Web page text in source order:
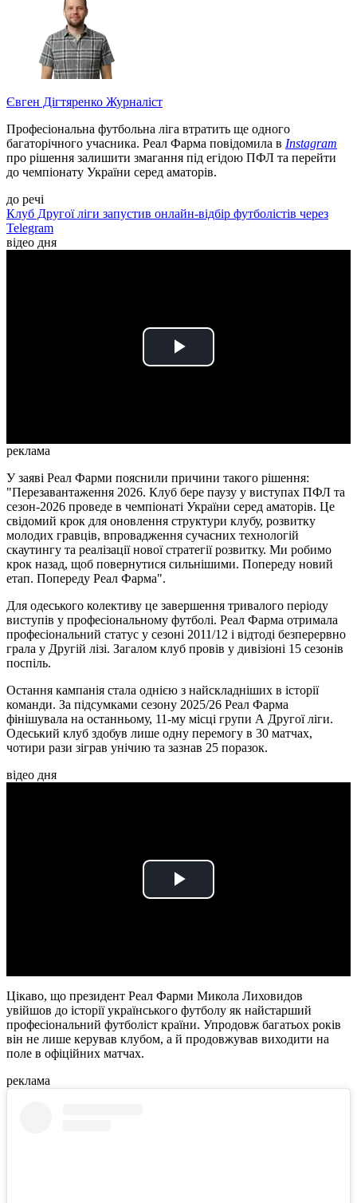
Євген Дігтяренко Журналіст
Професіональна футбольна ліга втратить ще одного
багаторічного учасника. Реал Фарма повідомила в Instagram
про рішення залишити змагання під егідою ПФЛ та перейти
до чемпіонату України серед аматорів.
до речі
Клуб Другої ліги запустив онлайн-відбір футболістів через
Telegram
відео дня
Play
реклама
У заяві Реал Фарми пояснили причини такого рішення:
"Перезавантаження 2026. Клуб бере паузу у виступах ПФЛ та
сезон-2026 проведе в чемпіонаті України серед аматорів. Це
свідомий крок для оновлення структури клубу, розвитку
молодих гравців, впровадження сучасних технологій
скаутингу та реалізації нової стратегії розвитку. Ми робимо
крок назад, щоб повернутися сильнішими. Попереду новий
етап. Попереду Реал Фарма".
Для одеського колективу це завершення тривалого періоду
виступів у професіональному футболі. Реал Фарма отримала
професіональний статус у сезоні 2011/12 і відтоді безперервно
грала у Другій лізі. Загалом клуб провів у дивізіоні 15 сезонів
поспіль.
Остання кампанія стала однією з найскладніших в історії
команди. За підсумками сезону 2025/26 Реал Фарма
фінішувала на останньому, 11-му місці групи А Другої ліги.
Одеський клуб здобув лише одну перемогу в 30 матчах,
чотири рази зіграв унічию та зазнав 25 поразок.
відео дня
Play
Цікаво, що президент Реал Фарми Микола Лиховидов
увійшов до історії українського футболу як найстарший
професіональний футболіст країни. Упродовж багатьох років
він не лише керував клубом, а й продовжував виходити на
поле в офіційних матчах.
реклама